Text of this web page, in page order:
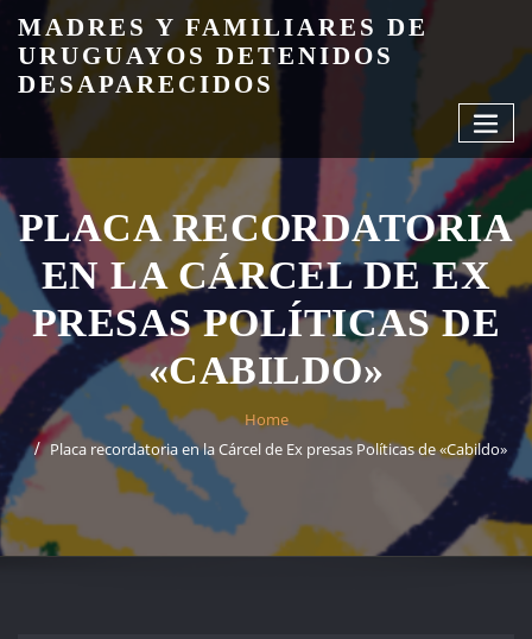
content
MADRES Y FAMILIARES DE
URUGUAYOS DETENIDOS
DESAPARECIDOS
PLACA RECORDATORIA
EN LA CÁRCEL DE EX
PRESAS POLÍTICAS DE
«CABILDO»
Home
Placa recordatoria en la Cárcel de Ex presas Políticas de «Cabildo»